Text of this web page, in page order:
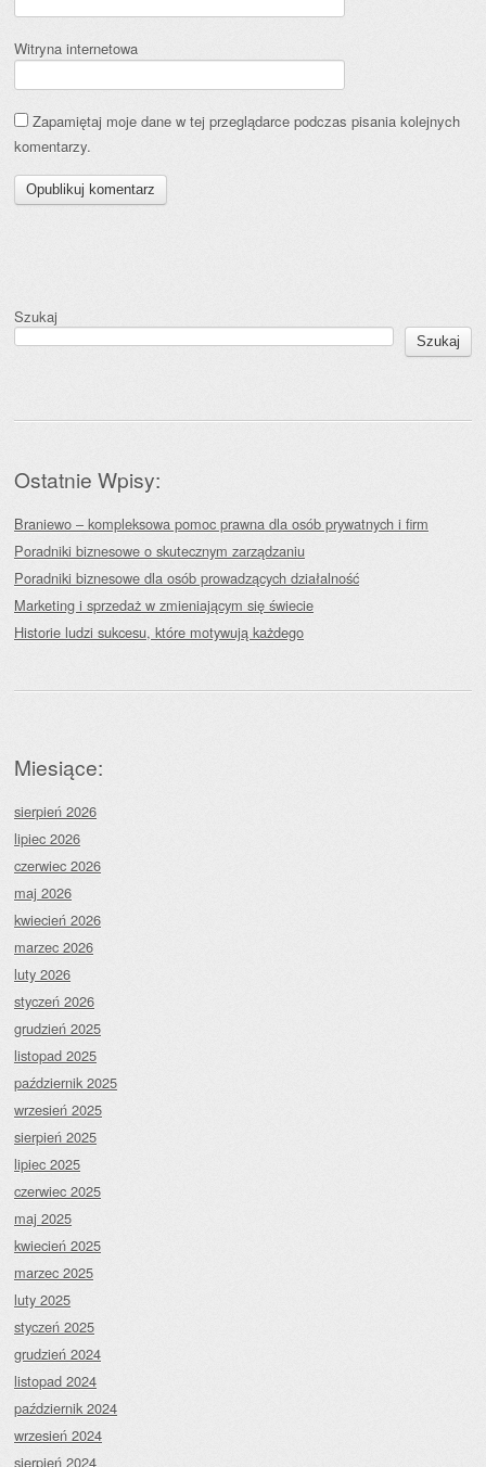
Witryna internetowa
Zapamiętaj moje dane w tej przeglądarce podczas pisania kolejnych
komentarzy.
Szukaj
Szukaj
Ostatnie Wpisy:
Braniewo – kompleksowa pomoc prawna dla osób prywatnych i firm
Poradniki biznesowe o skutecznym zarządzaniu
Poradniki biznesowe dla osób prowadzących działalność
Marketing i sprzedaż w zmieniającym się świecie
Historie ludzi sukcesu, które motywują każdego
Miesiące:
sierpień 2026
lipiec 2026
czerwiec 2026
maj 2026
kwiecień 2026
marzec 2026
luty 2026
styczeń 2026
grudzień 2025
listopad 2025
październik 2025
wrzesień 2025
sierpień 2025
lipiec 2025
czerwiec 2025
maj 2025
kwiecień 2025
marzec 2025
luty 2025
styczeń 2025
grudzień 2024
listopad 2024
październik 2024
wrzesień 2024
sierpień 2024